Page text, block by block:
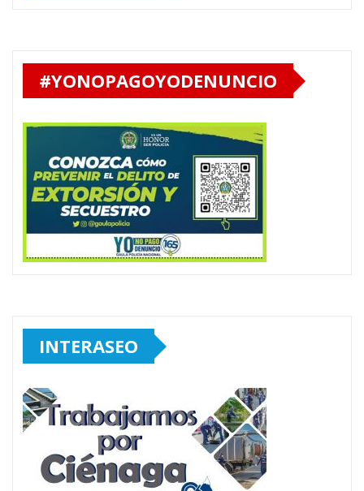
#YONOPAGOYODENUNCIO
INTERASEO